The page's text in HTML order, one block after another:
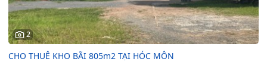
2
CHO THUÊ KHO BÃI 805m2 TẠI HÓC MÔN